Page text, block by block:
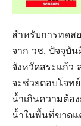
สำหรับการทดส
จาก วช. ปัจจุบั
จังหวัดสระแก้ว
จะช่วยตอบโจทย์
น้ำเกินความต้อ
น้ำในพื้นที่ขาดแ